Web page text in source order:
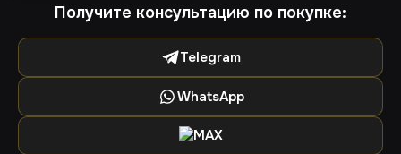
Получите консультацию по покупке:
Telegram
WhatsApp
MAX